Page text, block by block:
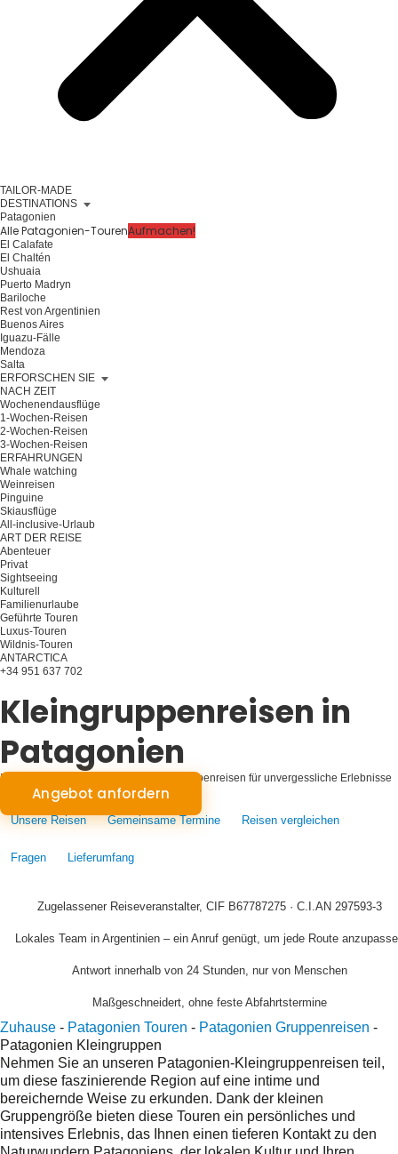
TAILOR-MADE
DESTINATIONS
Patagonien
Alle Patagonien-TourenAufmachen!
El Calafate
El Chaltén
Ushuaia
Puerto Madryn
Bariloche
Rest von Argentinien
Buenos Aires
Iguazu-Fälle
Mendoza
Salta
ERFORSCHEN SIE
NACH ZEIT
Wochenendausflüge
1-Wochen-Reisen
2-Wochen-Reisen
3-Wochen-Reisen
ERFAHRUNGEN
Whale watching
Weinreisen
Pinguine
Skiausflüge
All-inclusive-Urlaub
ART DER REISE
Abenteuer
Privat
Sightseeing
Kulturell
Familienurlaube
Geführte Touren
Luxus-Touren
Wildnis-Touren
ANTARCTICA
+34 951 637 702
Kleingruppenreisen in
Patagonien
Intime Patagonien-Erkundung: Kleingruppenreisen für unvergessliche Erlebnisse
Angebot anfordern
Unsere Reisen Gemeinsame Termine Reisen vergleichen
Fragen Lieferumfang
Zugelassener Reiseveranstalter, CIF B67787275 · C.I.AN 297593-3
Lokales Team in Argentinien – ein Anruf genügt, um jede Route
Antwort innerhalb von 24 Stunden, nur von Menschen
Maßgeschneidert, ohne feste Abfahrtstermine
Zuhause - Patagonien Touren - Patagonien Gruppenreisen -
Patagonien Kleingruppen
Nehmen Sie an unseren Patagonien-Kleingruppenreisen teil,
um diese faszinierende Region auf eine intime und
bereichernde Weise zu erkunden. Dank der kleinen
Gruppengröße bieten diese Touren ein persönliches und
intensives Erlebnis, das Ihnen einen tieferen Kontakt zu den